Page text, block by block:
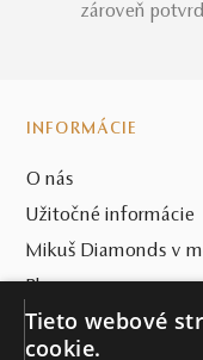
zároveň
INFORMÁCIE
O nás
Užitočné informácie
Mikuš Diamonds v
Blog
SVET MIKUŠ
Tieto webové
cookie.